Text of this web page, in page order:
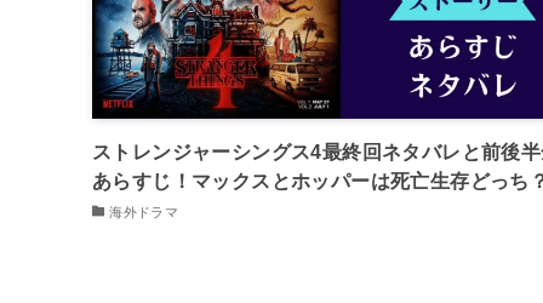
ストレンジャーシングス4最終回ネタバレと前後
あらすじ！マックスとホッパーは死亡生存どっち
海外ドラマ